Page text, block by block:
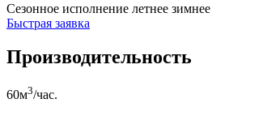
Сезонноe исполнение летнее зимнее
Быстрая заявка
Производительность
60м3/час.